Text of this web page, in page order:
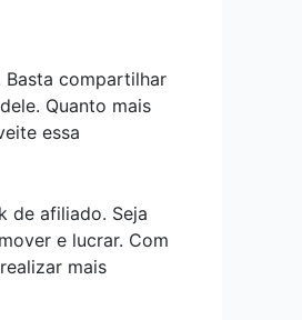
Basta compartilhar
Quanto mais
essa
de afiliado. Seja
e lucrar. Com
mais